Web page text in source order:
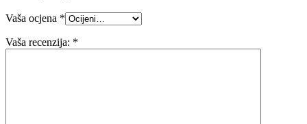
Vaša ocjena *
Vaša recenzija: *